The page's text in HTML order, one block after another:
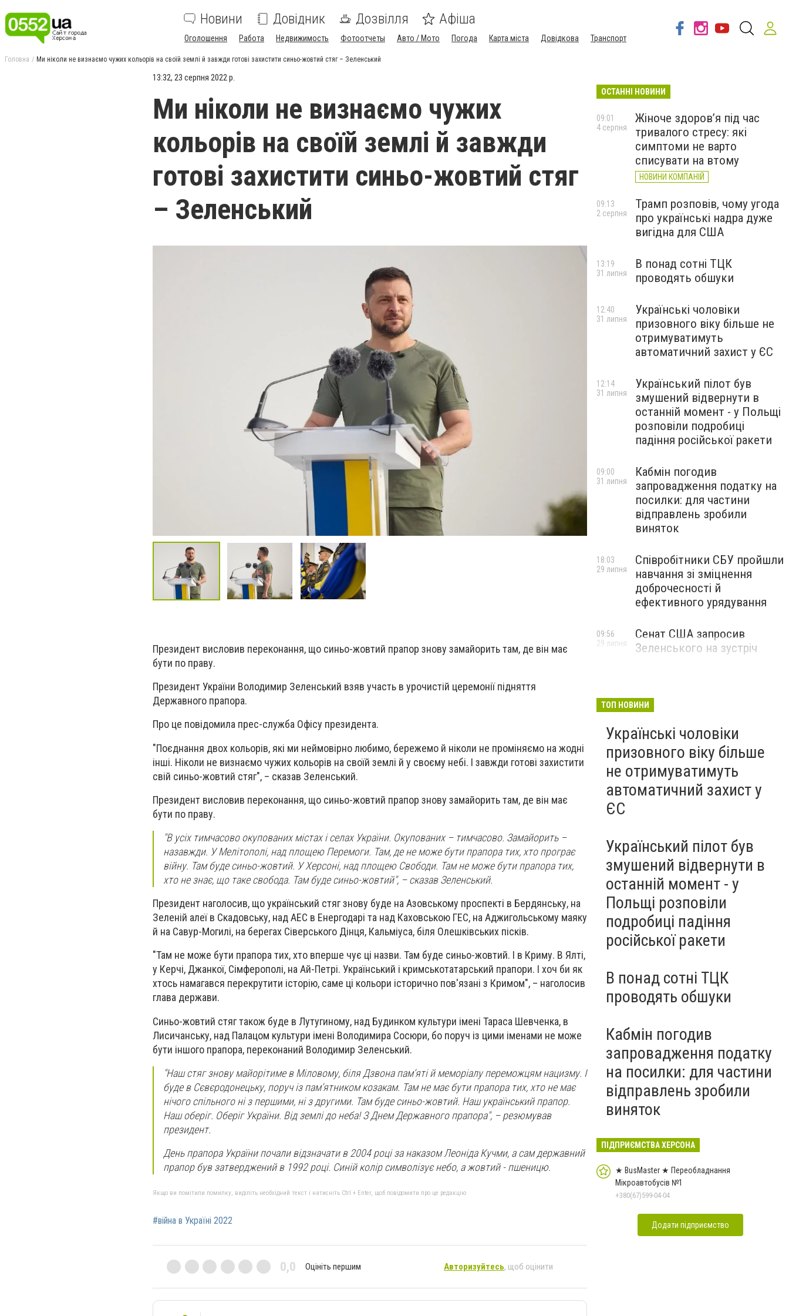
Новини Довідник Дозвілля Афіша
Оголошення Работа Недвижимость Фотоотчеты Авто / Мото Погода Карта міста Довідкова Транспорт
Головна Ми ніколи не визнаємо чужих кольорів на своїй землі й завжди готові захистити синьо-жовтий стяг – Зеленський
13:32, 23 серпня 2022 р.
Ми ніколи не визнаємо чужих
кольорів на своїй землі й завжди
готові захистити синьо-жовтий стяг
– Зеленський
Президент висловив переконання, що синьо-жовтий прапор знову замайорить там, де він має
бути по праву.
Президент України Володимир Зеленський взяв участь в урочистій церемонії підняття
Державного прапора.
Про це повідомила прес-служба Офісу президента.
"Поєднання двох кольорів, які ми неймовірно любимо, бережемо й ніколи не проміняємо на жодні
інші. Ніколи не визнаємо чужих кольорів на своїй землі й у своєму небі. І завжди готові захистити
свій синьо-жовтий стяг", – сказав Зеленський.
Президент висловив переконання, що синьо-жовтий прапор знову замайорить там, де він має
бути по праву.
"В усіх тимчасово окупованих містах і селах України. Окупованих – тимчасово. Замайорить –
назавжди. У Мелітополі, над площею Перемоги. Там, де не може бути прапора тих, хто програє
війну. Там буде синьо-жовтий. У Херсоні, над площею Свободи. Там не може бути прапора тих,
хто не знає, що таке свобода. Там буде синьо-жовтий", – сказав Зеленський.
Президент наголосив, що український стяг знову буде на Азовському проспекті в Бердянську, на
Зеленій алеї в Скадовську, над АЕС в Енергодарі та над Каховською ГЕС, на Аджигольському маяку
й на Савур-Могилі, на берегах Сіверського Дінця, Кальміуса, біля Олешківських пісків.
"Там не може бути прапора тих, хто вперше чує ці назви. Там буде синьо-жовтий. І в Криму. В Ялті,
у Керчі, Джанкої, Сімферополі, на Ай-Петрі. Український і кримськотатарський прапори. І хоч би як
хтось намагався перекрутити історію, саме ці кольори історично пов'язані з Кримом", – наголосив
глава держави.
Синьо-жовтий стяг також буде в Лутугиному, над Будинком культури імені Тараса Шевченка, в
Лисичанську, над Палацом культури імені Володимира Сосюри, бо поруч із цими іменами не може
бути іншого прапора, переконаний Володимир Зеленський.
"Наш стяг знову майорітиме в Міловому, біля Дзвона пам’яті й меморіалу переможцям нацизму. І
буде в Сєвєродонецьку, поруч із пам’ятником козакам. Там не має бути прапора тих, хто не має
нічого спільного ні з першими, ні з другими. Там буде синьо-жовтий. Наш український прапор.
Наш оберіг. Оберіг України. Від землі до неба! З Днем Державного прапора", – резюмував
президент.
День прапора України почали відзначати в 2004 році за наказом Леоніда Кучми, а сам державний
прапор був затверджений в 1992 році. Синій колір символізує небо, а жовтий - пшеницю.
Якщо ви помітили помилку, виділіть необхідний текст і натисніть Ctrl + Enter, щоб повідомити про це редакцію
#війна в Україні 2022
0,0 Оцініть першим Авторизуйтесь, щоб оцінити
ОСТАННІ НОВИНИ
Жіноче здоров’я під час
тривалого стресу: які
симптоми не варто
списувати на втому
НОВИНИ КОМПАНІЙ
09:01
4 серпня
Трамп розповів, чому угода
про українські надра дуже
вигідна для США
09:13
2 серпня
В понад сотні ТЦК
проводять обшуки
13:19
31 липня
Українські чоловіки
призовного віку більше не
отримуватимуть
автоматичний захист у ЄС
12:40
31 липня
Український пілот був
змушений відвернути в
останній момент - у Польщі
розповіли подробиці
падіння російської ракети
12:14
31 липня
Кабмін погодив
запровадження податку на
посилки: для частини
відправлень зробили
виняток
09:00
31 липня
Співробітники СБУ пройшли
навчання зі зміцнення
доброчесності й
ефективного урядування
18:03
29 липня
Сенат США запросив
Зеленського на зустріч
09:56
29 липня
ТОП НОВИНИ
Українські чоловіки
призовного віку більше
не отримуватимуть
автоматичний захист у
ЄС
Український пілот був
змушений відвернути в
останній момент - у
Польщі розповіли
подробиці падіння
російської ракети
В понад сотні ТЦК
проводять обшуки
Кабмін погодив
запровадження податку
на посилки: для частини
відправлень зробили
виняток
ПІДПРИЄМСТВА ХЕРСОНА
★ BusMaster ★ Переобладнання
Мікроавтобусів №1
+380(67)599-04-04
Додати підприємство